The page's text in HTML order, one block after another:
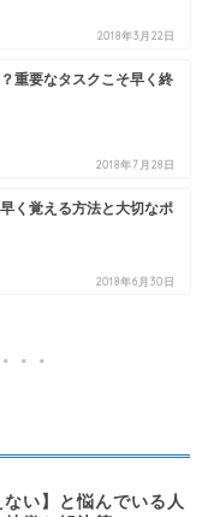
2018年3月22日
重要なタスクこそ早く終
2018年7月28日
く覚える方法と大切なポ
2018年6月30日
ない】と悩んでいる人